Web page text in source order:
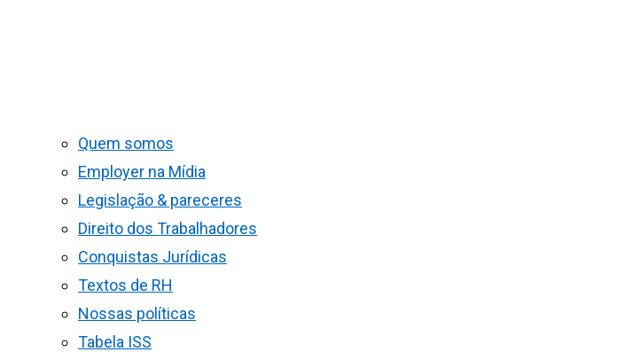
Quem somos
Employer na Mídia
Legislação & pareceres
Direito dos Trabalhadores
Conquistas Jurídicas
Textos de RH
Nossas políticas
Tabela ISS